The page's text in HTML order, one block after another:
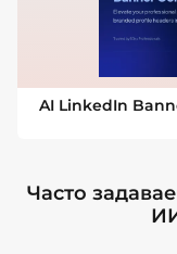
AI LinkedIn
Часто